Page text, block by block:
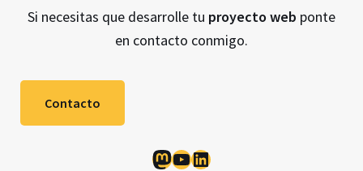
Si necesitas que desarrolle tu proyecto web ponte
en contacto conmigo.
Contacto
Mastodon
YouTube
LinkedIn